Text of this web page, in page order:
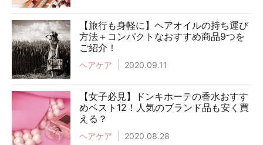
【旅行も身軽に】ヘアオイルの持ち運び
方法＋コンパクトなおすすめ商品9つを
ご紹介！
ヘアケア 2020.09.11
【女子必見】ドンキホーテの香水おすす
めベスト12！人気のブランド品も安く買
える？
ヘアケア 2020.08.28